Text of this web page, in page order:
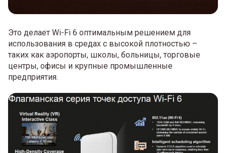
Это делает Wi-Fi 6 оптимальным решением для
использования в средах с высокой плотностью –
таких как аэропорты, школы, больницы, торговые
центры, офисы и крупные промышленные
предприятия.